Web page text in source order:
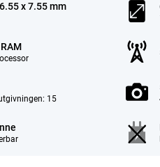
x 7.55 mm
15